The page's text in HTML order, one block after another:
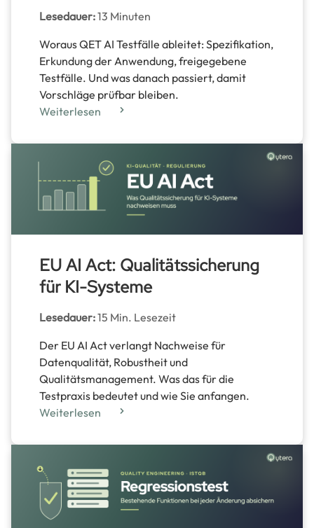
Lesedauer:13 Minuten
Woraus QET AI Testfälle ableitet: Spezifikation,
Erkundung der Anwendung, freigegebene
Testfälle. Und was danach passiert, damit
Vorschläge prüfbar bleiben.
Weiterlesen
EU AI Act: Qualitätssicherung
für KI-Systeme
Lesedauer:15 Min. Lesezeit
Der EU AI Act verlangt Nachweise für
Datenqualität, Robustheit und
Qualitätsmanagement. Was das für die
Testpraxis bedeutet und wie Sie anfangen.
Weiterlesen